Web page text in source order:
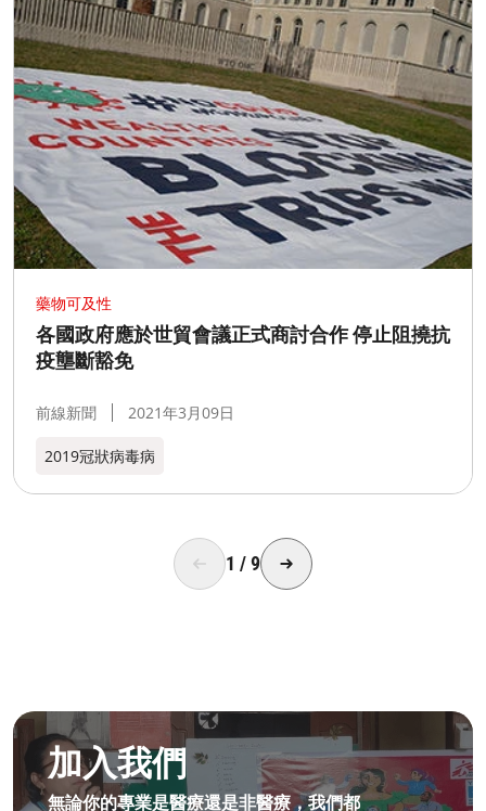
藥物可及性
各國政府應於世貿會議正式商討合作 停止阻撓抗
疫壟斷豁免
前線新聞 2021年3月09日
2019冠狀病毒病
1 /9
加入我們
無論你的專業是醫療還是非醫療，我們都
成為無國界無援人員​